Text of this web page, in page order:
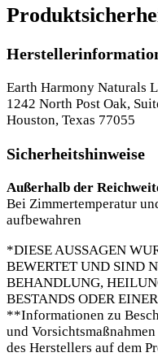
Earth Harmony Naturals
1242 North Post Oak,
Houston, Texas 77055
Sicherheitshinweise
Außerhalb der
Bei Zimmertemperatur
aufbewahren
*DIESE AUSSAGEN
BEWERTET UND SIND
BEHANDLUNG,
BESTANDS ODER
**Informationen zu
und
des Herstellers auf dem